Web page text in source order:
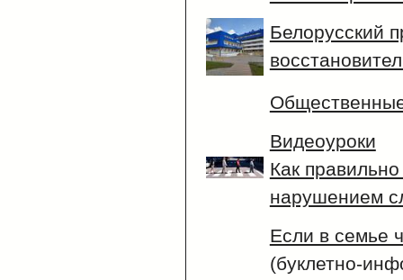
Белорусский
Видеоуроки
Как
нарушением
Если в семье
(буклетно-